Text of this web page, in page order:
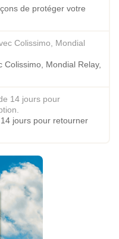
de protéger votre
Mondial Relay,
jours pour retourner